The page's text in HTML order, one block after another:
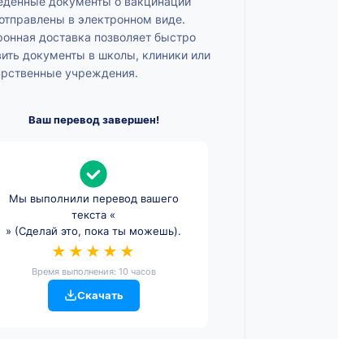
в электронном виде.
доставка позволяет быстро
документы в школы, клиники или
учреждения.
Ваш перевод завершен!
Мы выполнили перевод вашего
текста «
» (Сделай это, пока ты можешь).
★★★★★
Время выполнения: 10 часов
Скачать